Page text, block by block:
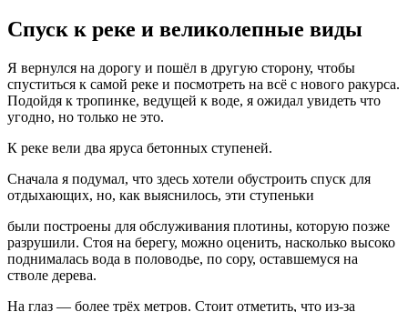
Спуск к реке и великолепные виды
Я вернулся на дорогу и пошёл в другую сторону, чтобы
спуститься к самой реке и посмотреть на всё с нового ракурса.
Подойдя к тропинке, ведущей к воде, я ожидал увидеть что
угодно, но только не это.
К реке вели два яруса бетонных ступеней.
Сначала я подумал, что здесь хотели обустроить спуск для
отдыхающих, но, как выяснилось, эти ступеньки
были построены для обслуживания плотины, которую позже
разрушили. Стоя на берегу, можно оценить, насколько высоко
поднималась вода в половодье, по сору, оставшемуся на
стволе дерева.
На глаз — более трёх метров. Стоит отметить, что из-за